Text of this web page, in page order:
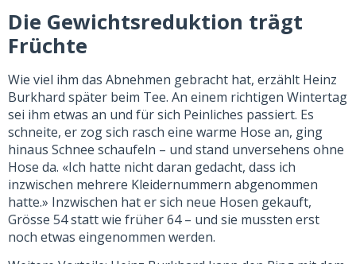
Die Gewichtsreduktion trägt
Früchte
Wie viel ihm das Abnehmen gebracht hat, erzählt Heinz
Burkhard später beim Tee. An einem richtigen Wintertag
sei ihm etwas an und für sich Peinliches passiert. Es
schneite, er zog sich rasch eine warme Hose an, ging
hinaus Schnee schaufeln – und stand unversehens ohne
Hose da. «Ich hatte nicht daran gedacht, dass ich
inzwischen mehrere Kleidernummern abgenommen
hatte.» Inzwischen hat er sich neue Hosen gekauft,
Grösse 54 statt wie früher 64 – und sie mussten erst
noch etwas eingenommen werden.